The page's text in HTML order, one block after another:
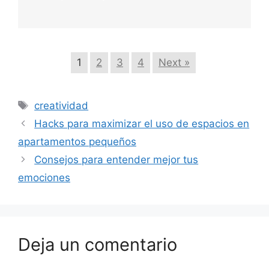
1 2 3 4 Next »
Etiquetas
creatividad
Hacks para maximizar el uso de espacios en
apartamentos pequeños
Consejos para entender mejor tus
emociones
Deja un comentario